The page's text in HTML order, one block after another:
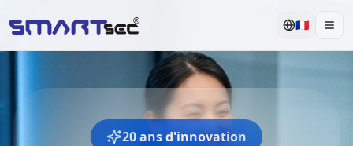
🇫🇷
20 ans d'innovation